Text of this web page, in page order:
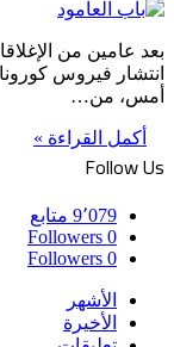
بعد عامين من
انتشار فيروس
أمس، من…
أكمل القراءة »
Follow Us
9٬079 متابع
0
Followers
0
Followers
الأشهر
الأخيرة